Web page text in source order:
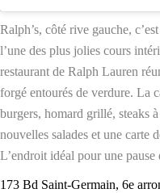
Ralph’s, côté rive gauche,
l’une des plus jolies cours
restaurant de Ralph Lauren
forgé entourés de verdure. La
burgers, homard grillé, steaks
nouvelles salades et une carte
L’endroit idéal pour une
173 Bd Saint-Germain, 6e